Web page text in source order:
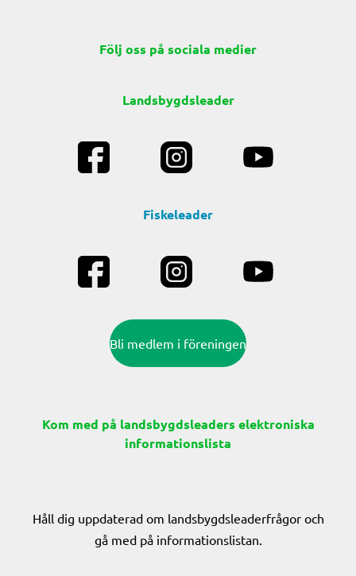
Följ oss på sociala medier
Landsbygdsleader
Fiskeleader
Bli medlem i föreningen
Kom med på landsbygdsleaders elektroniska
informationslista
Håll dig uppdaterad om landsbygdsleaderfrågor och
gå med på informationslistan.